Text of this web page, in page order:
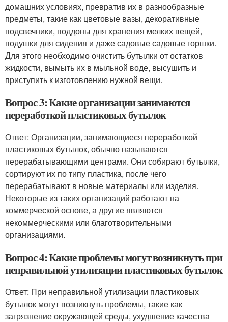
домашних условиях, превратив их в разнообразные
предметы, такие как цветовые вазы, декоративные
подсвечники, поддоны для хранения мелких вещей,
подушки для сидения и даже садовые садовые горшки.
Для этого необходимо очистить бутылки от остатков
жидкости, вымыть их в мыльной воде, высушить и
приступить к изготовлению нужной вещи.
Вопрос 3: Какие организации занимаются
переработкой пластиковых бутылок
Ответ: Организации, занимающиеся переработкой
пластиковых бутылок, обычно называются
перерабатывающими центрами. Они собирают бутылки,
сортируют их по типу пластика, после чего
перерабатывают в новые материалы или изделия.
Некоторые из таких организаций работают на
коммерческой основе, а другие являются
некоммерческими или благотворительными
организациями.
Вопрос 4: Какие проблемы могут возникнуть при
неправильной утилизации пластиковых бутылок
Ответ: При неправильной утилизации пластиковых
бутылок могут возникнуть проблемы, такие как
загрязнение окружающей среды, ухудшение качества